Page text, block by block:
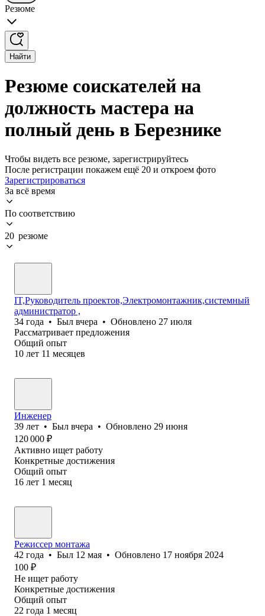
Резюме
Найти
Резюме соискателей на
должность мастера на
полный день в Березнике
Чтобы видеть все резюме, зарегистрируйтесь
После регистрации покажем ещё 20 и откроем фото
Зарегистрироваться
За всё время
По соответствию
20 резюме
IT,Руководитель проектов,Электромонтажник,системный
администратор ,
34 года • Был вчера • Обновлено 27 июля
Рассматривает предложения
Общий опыт
10 лет 11 месяцев
Инженер
39 лет • Был вчера • Обновлено 29 июня
120 000 ₽
Активно ищет работу
Конкретные достижения
Общий опыт
16 лет 1 месяц
Режиссер монтажа
42 года • Был 12 мая • Обновлено 17 ноября 2024
100 ₽
Не ищет работу
Конкретные достижения
Общий опыт
22 года 1 месяц